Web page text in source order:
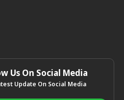
Us On Social Media
Update On Social Media